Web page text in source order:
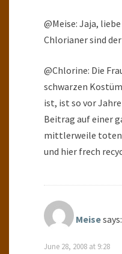
@Meise: Jaja,
Chlorianer sind
@Chlorine: Die
schwarzen
ist, ist so vor
Beitrag auf einer
mittlerweile
und hier frech
Meisesays:
June 28, 2008 at 9:28